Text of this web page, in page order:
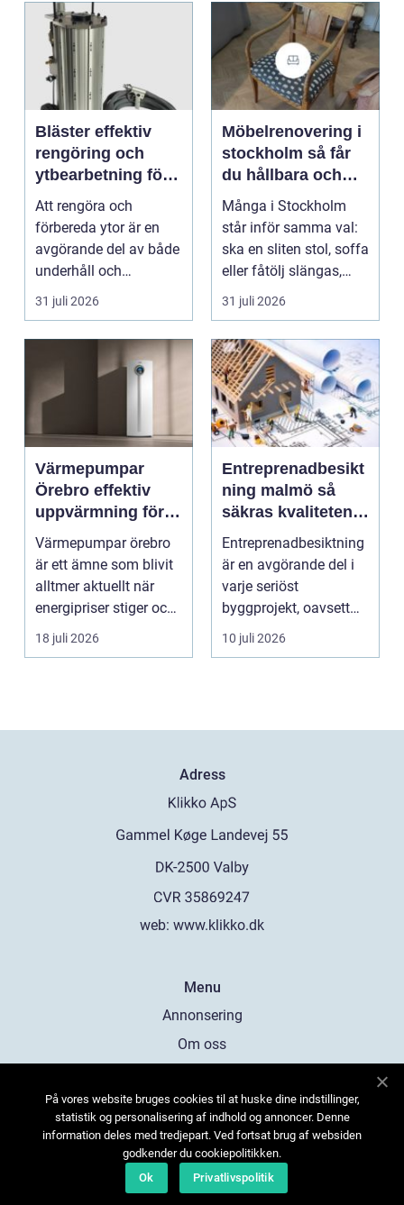
Bläster effektiv
rengöring och
ytbearbetning för
proffs och
hantverkare
Att rengöra och
förbereda ytor är en
avgörande del av både
underhåll och
renovering. Färg, rost,
smu...
31 juli 2026
Möbelrenovering i
stockholm så får
du hållbara och
vackra möbler
Många i Stockholm
står inför samma val:
ska en sliten stol, soffa
eller fåtölj slängas,
säljas billi...
31 juli 2026
Värmepumpar
Örebro effektiv
uppvärmning för
hus och
fastigheter
Värmepumpar örebro
är ett ämne som blivit
alltmer aktuellt när
energipriser stiger och
fler vill sän...
18 juli 2026
Entreprenadbesikt
ning malmö så
säkras kvaliteten i
byggprojekt
Entreprenadbesiktning
är en avgörande del i
varje seriöst
byggprojekt, oavsett
om det handlar om en
10 juli 2026
Adress
web: www.klikko.dk
Menu
Annonsering
Om oss
Kontakta oss
Sitemap
På vores website bruges cookies til at huske dine indstillinger,
statistik og personalisering af indhold og annoncer. Denne
information deles med tredjepart. Ved fortsat brug af websiden
godkender du cookiepolitikken.
Ok
Privatlivspolitik